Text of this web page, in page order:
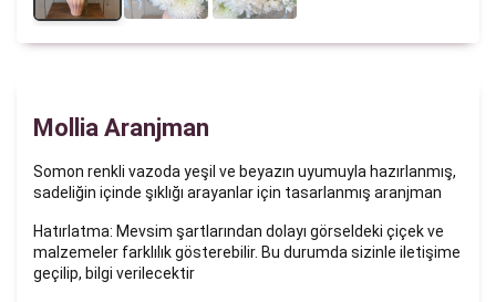
Mollia Aranjman
Somon renkli vazoda yeşil ve beyazın uyumuyla hazırlanmış,
sadeliğin içinde şıklığı arayanlar için tasarlanmış aranjman
Hatırlatma: Mevsim şartlarından dolayı görseldeki çiçek ve
malzemeler farklılık gösterebilir. Bu durumda sizinle iletişime
geçilip, bilgi verilecektir